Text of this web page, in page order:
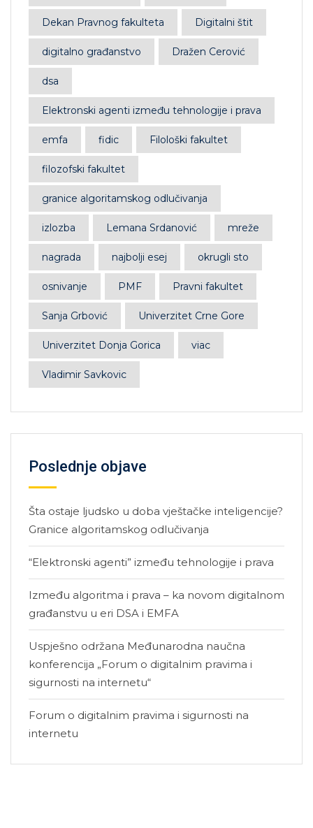
Dekan Pravnog fakulteta Digitalni štit
digitalno građanstvo Dražen Cerović
dsa
Elektronski agenti između tehnologije i prava
emfa fidic Filološki fakultet
filozofski fakultet
granice algoritamskog odlučivanja
izlozba Lemana Srdanović mreže
nagrada najbolji esej okrugli sto
osnivanje PMF Pravni fakultet
Sanja Grbović Univerzitet Crne Gore
Univerzitet Donja Gorica viac
Vladimir Savkovic
Poslednje objave
Šta ostaje ljudsko u doba vještačke inteligencije?
Granice algoritamskog odlučivanja
“Elektronski agenti” između tehnologije i prava
Između algoritma i prava – ka novom digitalnom
građanstvu u eri DSA i EMFA
Uspješno održana Međunarodna naučna
konferencija „Forum o digitalnim pravima i
sigurnosti na internetu“
Forum o digitalnim pravima i sigurnosti na
internetu